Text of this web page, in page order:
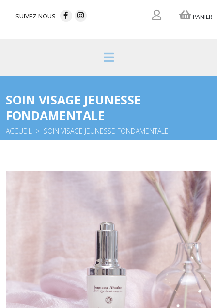
SUIVEZ-NOUS PANIER
SOIN VISAGE JEUNESSE
FONDAMENTALE
ACCUEIL SOIN VISAGE JEUNESSE FONDAMENTALE